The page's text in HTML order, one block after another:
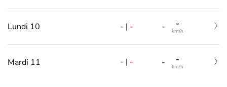
Lundi 10 - | - - -
km/h
Mardi 11 - | - - -
km/h